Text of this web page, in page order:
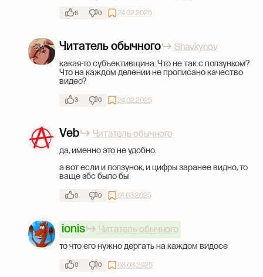
6 0 24.02.2025
Читатель обычного
Shavkynov
какая-то субъективщина. Что не так с ползунком?
Что на каждом делении не прописано качество
видео?
3 0 24.02.2025
Veb
Читатель обычного
да, именно это не удобно.
а вот если и ползунок, и цифры заранее видно, то
ваще збс было бы
0 0 01.03.2025
ionis
Читатель обычного
то что его нужно дергать на каждом видосе
0 0 03.03.2025